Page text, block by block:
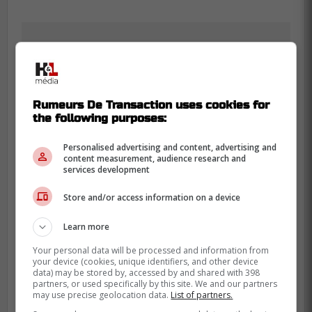
Les rues du centre-ville deviennent une
zone de rassemblement spontané à
chaque match local. Le Centre Bell contient
21 000 personnes à l'intérieur, mais
Rumeurs De Transaction uses cookies for
the following purposes:
Personalised advertising and content, advertising and
content measurement, audience research and
services development
Store and/or access information on a device
Learn more
Your personal data will be processed and information from
your device (cookies, unique identifiers, and other device
data) may be stored by, accessed by and shared with 398
partners, or used specifically by this site. We and our partners
may use precise geolocation data. List of partners.